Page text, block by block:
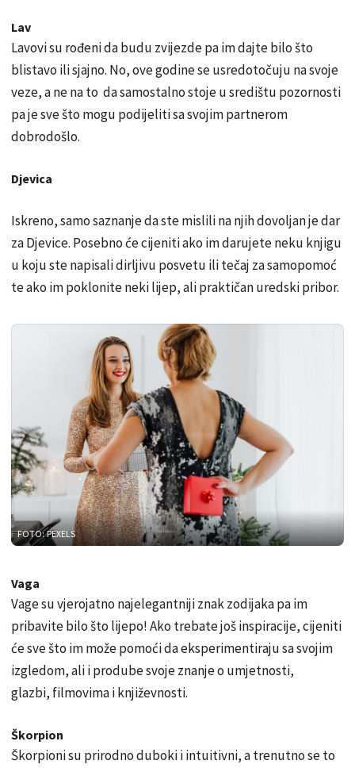
Lav
Lavovi su rođeni da budu zvijezde pa im dajte bilo što
blistavo ili sjajno. No, ove godine se usredotočuju na svoje
veze, a ne na to da samostalno stoje u središtu pozornosti
pa je sve što mogu podijeliti sa svojim partnerom
dobrodošlo.
Djevica
Iskreno, samo saznanje da ste mislili na njih dovoljan je dar
za Djevice. Posebno će cijeniti ako im darujete neku knjigu
u koju ste napisali dirljivu posvetu ili tečaj za samopomoć
te ako im poklonite neki lijep, ali praktičan uredski pribor.
FOTO: PEXELS
Vaga
Vage su vjerojatno najelegantniji znak zodijaka pa im
pribavite bilo što lijepo! Ako trebate još inspiracije, cijeniti
će sve što im može pomoći da eksperimentiraju sa svojim
izgledom, ali i prodube svoje znanje o umjetnosti,
glazbi, filmovima i književnosti.
Škorpion
Škorpioni su prirodno duboki i intuitivni, a trenutno se to